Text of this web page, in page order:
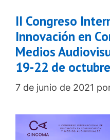
II Congreso
Innovación en
Medios
19-22 de
7 de junio de 2021